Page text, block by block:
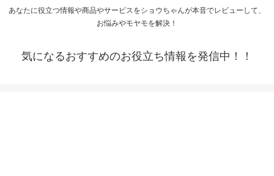
あなたに役立つ情報や商品やサービスをショウちゃんが本音でレビューして、
お悩みやモヤモを解決！
気になるおすすめのお役立ち情報を発信中！！